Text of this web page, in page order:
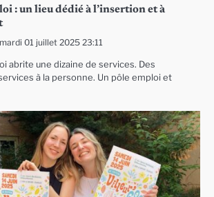
: un lieu dédié à l’insertion et à
mardi 01 juillet 2025 23:11
abrite une dizaine de services. Des
à la personne. Un pôle emploi et